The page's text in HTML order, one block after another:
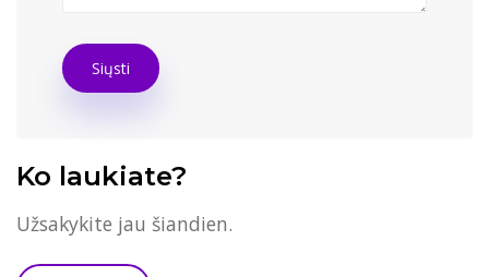
Siųsti
Ko laukiate?
Užsakykite jau šiandien.